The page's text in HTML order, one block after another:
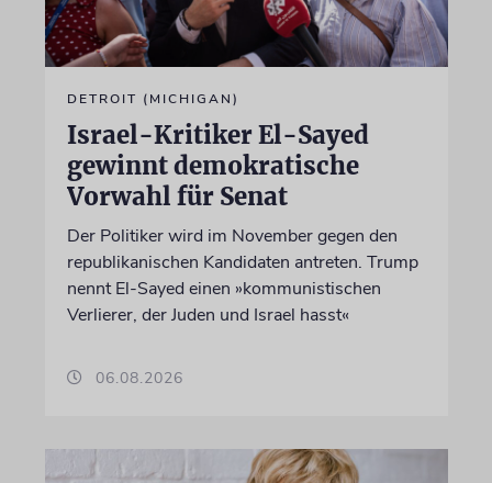
DETROIT (MICHIGAN)
Israel-Kritiker El-Sayed
gewinnt demokratische
Vorwahl für Senat
Der Politiker wird im November gegen den
republikanischen Kandidaten antreten. Trump
nennt El-Sayed einen »kommunistischen
Verlierer, der Juden und Israel hasst«
06.08.2026